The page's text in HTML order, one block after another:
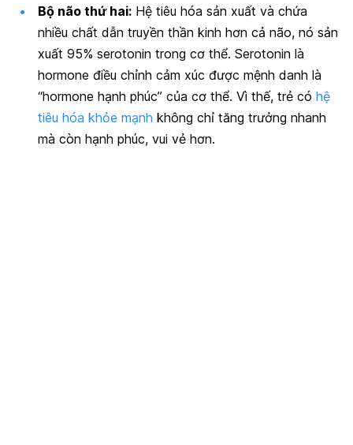
Bộ não thứ hai: Hệ tiêu hóa sản xuất và chứa
nhiều chất dẫn truyền thần kinh hơn cả não, nó sản
xuất 95% serotonin trong cơ thể. Serotonin là
hormone điều chỉnh cảm xúc được mệnh danh là
“hormone hạnh phúc” của cơ thể. Vì thế, trẻ có hệ
tiêu hóa khỏe mạnh không chỉ tăng trưởng nhanh
mà còn hạnh phúc, vui vẻ hơn.